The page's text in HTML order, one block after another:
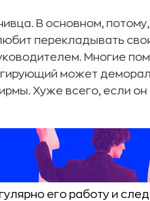
В основном,
перекладывать
Многие
может
Хуже всего, если
его работу и